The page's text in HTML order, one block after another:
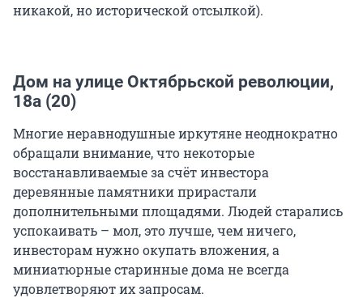
никакой, но исторической отсылкой).
Дом на улице Октябрьской революции,
18а (20)
Многие неравнодушные иркутяне неоднократно
обращали внимание, что некоторые
восстанавливаемые за счёт инвестора
деревянные памятники прирастали
дополнительными площадями. Людей старались
успокаивать – мол, это лучше, чем ничего,
инвесторам нужно окупать вложения, а
миниатюрные старинные дома не всегда
удовлетворяют их запросам.